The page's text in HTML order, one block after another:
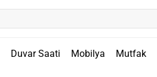
Duvar Saati Mobilya Mutfak